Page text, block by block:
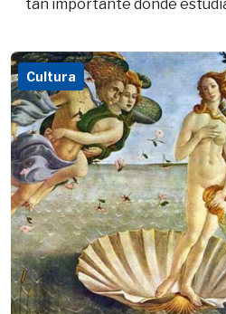
tan importante dónde
Cultura